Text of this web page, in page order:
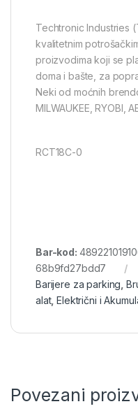
Techtronic Industries
kvalitetnim
proizvodima koji se
doma i bašte, za
Neki od moćnih
MILWAUKEE, RYOBI,
RCT18C-0
Bar-kod:
68b9fd27bdd7
Barijere za parking,
alat,Električni i
Povezani